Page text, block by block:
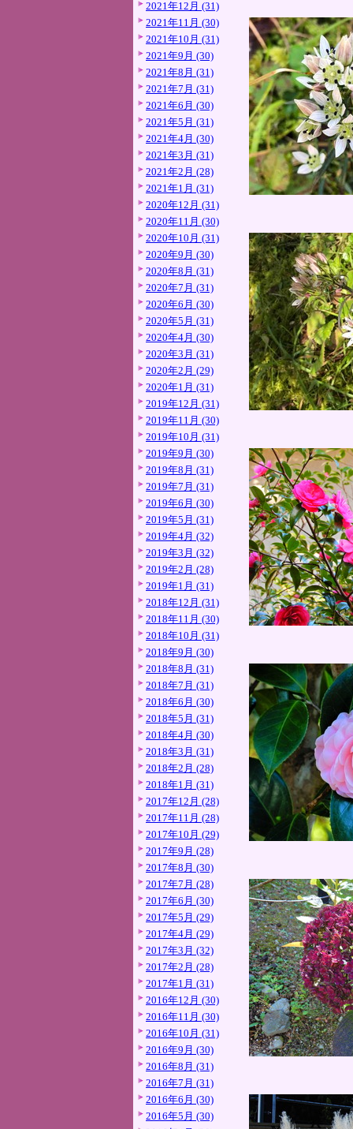
2021年12月 (31)
2021年11月 (30)
2021年10月 (31)
2021年9月 (30)
2021年8月 (31)
2021年7月 (31)
2021年6月 (30)
2021年5月 (31)
2021年4月 (30)
2021年3月 (31)
2021年2月 (28)
2021年1月 (31)
2020年12月 (31)
2020年11月 (30)
2020年10月 (31)
2020年9月 (30)
2020年8月 (31)
2020年7月 (31)
2020年6月 (30)
2020年5月 (31)
2020年4月 (30)
2020年3月 (31)
2020年2月 (29)
2020年1月 (31)
2019年12月 (31)
2019年11月 (30)
2019年10月 (31)
2019年9月 (30)
2019年8月 (31)
2019年7月 (31)
2019年6月 (30)
2019年5月 (31)
2019年4月 (32)
2019年3月 (32)
2019年2月 (28)
2019年1月 (31)
2018年12月 (31)
2018年11月 (30)
2018年10月 (31)
2018年9月 (30)
2018年8月 (31)
2018年7月 (31)
2018年6月 (30)
2018年5月 (31)
2018年4月 (30)
2018年3月 (31)
2018年2月 (28)
2018年1月 (31)
2017年12月 (28)
2017年11月 (28)
2017年10月 (29)
2017年9月 (28)
2017年8月 (30)
2017年7月 (28)
2017年6月 (30)
2017年5月 (29)
2017年4月 (29)
2017年3月 (32)
2017年2月 (28)
2017年1月 (31)
2016年12月 (30)
2016年11月 (30)
2016年10月 (31)
2016年9月 (30)
2016年8月 (31)
2016年7月 (31)
2016年6月 (30)
2016年5月 (30)